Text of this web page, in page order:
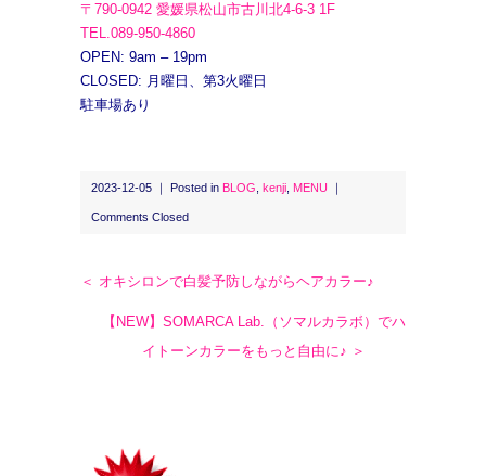
〒790-0942 愛媛県松山市古川北4-6-3 1F
TEL.089-950-4860
OPEN: 9am – 19pm
CLOSED: 月曜日、第3火曜日
駐車場あり
2023-12-05 ｜ Posted in BLOG kenji MENU
Comments Closed
＜ オキシロンで白髪予防しながらヘアカラー♪
【NEW】SOMARCA Lab.（ソマルカラボ）でハ
イトーンカラーをもっと自由に♪ ＞